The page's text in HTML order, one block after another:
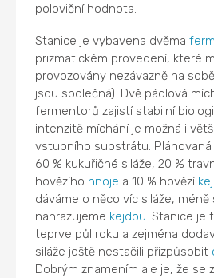
poloviční hodnota.
Stanice je vybavena dvěma
prizmatickém provedení, které
provozovány nezávazně na
jsou společná). Dvě pádlová
fermentorů zajistí stabilní
intenzitě míchání je možná i
vstupního substrátu.
60 % kukuřičné siláže, 20 %
hovězího hnoje a 10 % hovězí
dáváme o něco víc siláže, méně
nahrazujeme kejdou. Stanice je
teprve půl roku a zejména
siláže ještě nestačili přizpůsobit
Dobrým znamením ale je, že se